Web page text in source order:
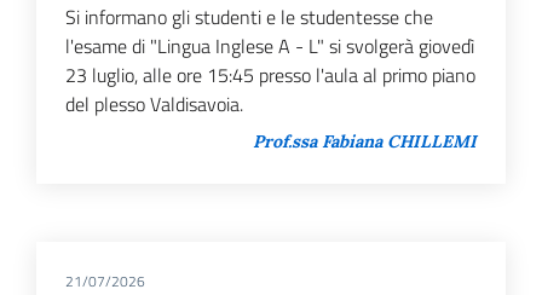
Si informano gli studenti e le studentesse che
l'esame di "Lingua Inglese A - L" si svolgerà giovedì
23 luglio, alle ore 15:45 presso l'aula al primo piano
del plesso Valdisavoia.
Prof.ssa Fabiana CHILLEMI
21/07/2026